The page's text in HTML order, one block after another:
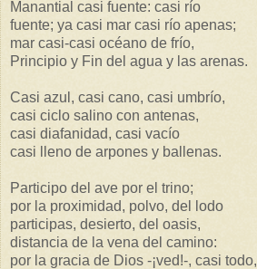
Manantial casi fuente: casi río
fuente; ya casi mar casi río apenas;
mar casi-casi océano de frío,
Principio y Fin del agua y las arenas.
Casi azul, casi cano, casi umbrío,
casi ciclo salino con antenas,
casi diafanidad, casi vacío
casi lleno de arpones y ballenas.
Participo del ave por el trino;
por la proximidad, polvo, del lodo
participas, desierto, del oasis,
distancia de la vena del camino:
por la gracia de Dios -¡ved!-, casi todo,